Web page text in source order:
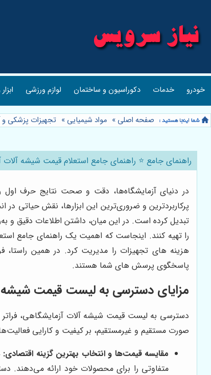
خودرو خدمات دکوراسیون و ساختمان لوازم ورزشی
صفحه اصلی » مواد شیمیایی » تجهیزات پزشکی و
راهنمای جامع ⭐️ راهنمای جامع استعلام قیمت شیشه آلات
در دنیای آزمایشگاه‌ها، دقت و صحت نتایج حرف اول
پرکاربردترین و ضروری‌ترین این ابزارها، نقش حیاتی
تبدیل کرده است. در این میان، داشتن اطلاعات دقیق و
را تهیه کنند. اینجاست که اهمیت یک راهنمای جامع
هزینه های تجهیزات را مدیریت کرد. در همین راستا،
پاسخگوی پرسش های شما هستند.
مزایای دسترسی به لیست قیمت شیشه
دسترسی به لیست قیمت شیشه آلات آزمایشگاهی، فراتر
صورت مستقیم و غیرمستقیم، بر کیفیت و کارایی
مقایسه قیمت‌ها و انتخاب بهترین گزینه اقتصادی:
متفاوتی را برای محصولات خود ارائه می‌دهند.